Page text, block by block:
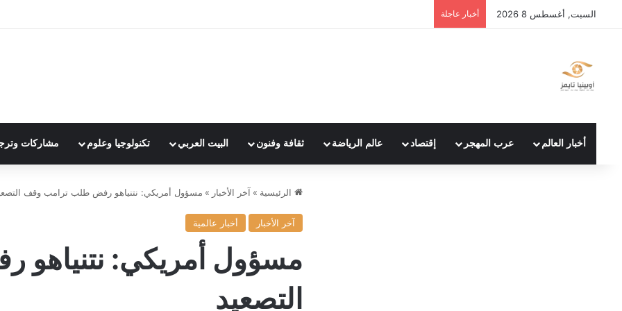
السبت, أغسطس 8 2026 أخبار عاجلة
أخبار العالم عرب المهجر إقتصاد عالم الرياضة ثقافة وفنون البيت العربي تكنولوجيا وعلوم مشاركات
الرئيسية » آخر الأخبار » مسؤول أمريكي: نتنياهو رفض طلب ترامب وقف
آخر الأخبار أخبار عالمية
مسؤول أمريكي:
التصعيد